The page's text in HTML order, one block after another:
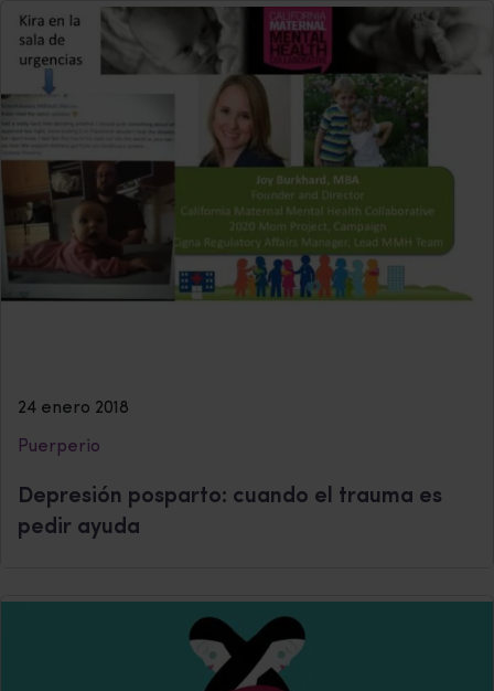
24 enero 2018
Puerperio
Depresión posparto: cuando el trauma es
pedir ayuda